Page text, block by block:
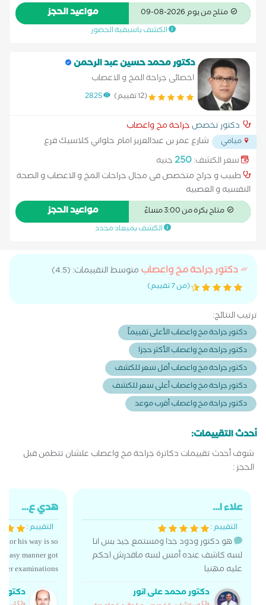
متاح من يوم 2026-08-09 مواعيد الحجز
الكشف باسبقية الحضور
دكتور محمد حسين عبد الرحمن
اخصائى جراحة المخ و الاعصاب
(12 تقييم) 2825
دكتور تخصص جراحة مخ واعصاب
ميامي
شارع عمر بن عبدالعزيز امام حلواني كلاسيك فرع
جمال عبد الناصر - ميامي ... سعر الكشف:250جنيه
طبيب و جراح متخصص فى مجال جراحات المخ و الاعصاب و الصحة
النفسيه و العصبيه
متاح بكرة من 3:00 مساءً مواعيد الحجز
الكشف بميعاد محدد
دكتور جراحة مخ واعصاب متوسط التقييمات: (4.5)
(من 7 تقييم)
ترتيب النتائج:
دكتور جراحة مخ واعصاب الأعلى تقييماً
دكتور جراحة مخ واعصاب الأكثر حجزا
دكتور جراحة مخ واعصاب أقل سعر للكشف
دكتور جراحة مخ واعصاب أعلى سعر للكشف
دكتور جراحة مخ واعصاب أقرب موعد
أحدث التقييمات:
شوف أحدث تقييمات دكاترة جراحة مخ واعصاب علشان تتطمن قبل
الحجز :
علاء ا...
التقييم :
هو دكتور ودود جدا ومستمع جيد بس انا
لسه كاشف عنده أمس لسه ماقدرش احكم
عليه مهنيا
دكتور محمد على انور
هدي ع...
التقييم :
his way is so
easy manner got
examinations